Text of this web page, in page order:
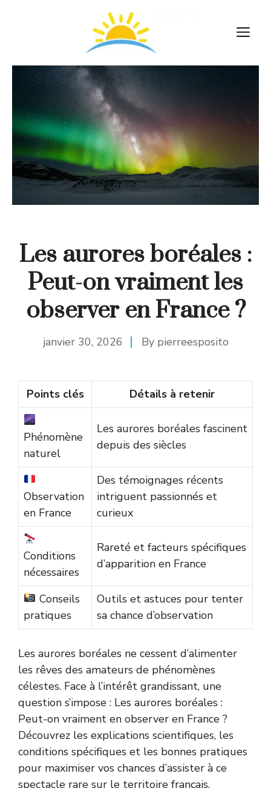
Les aurores boréales :
Peut-on vraiment les
observer en France ?
janvier 30, 2026 By pierreesposito
Points clés Détails à retenir
Phénomène
naturel
Les aurores boréales fascinent
depuis des siècles
Observation
en France
Des témoignages récents
intriguent passionnés et
curieux
Conditions
nécessaires
Rareté et facteurs spécifiques
d’apparition en France
Conseils
pratiques
Outils et astuces pour tenter
sa chance d’observation
Les aurores boréales ne cessent d’alimenter
les rêves des amateurs de phénomènes
célestes. Face à l’intérêt grandissant, une
question s’impose : Les aurores boréales :
Peut-on vraiment en observer en France ?
Découvrez les explications scientifiques, les
conditions spécifiques et les bonnes pratiques
pour maximiser vos chances d’assister à ce
spectacle rare sur le territoire français.